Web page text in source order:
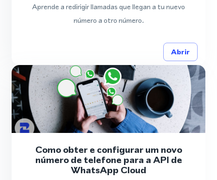
Aprende a redirigir llamadas que llegan a tu nuevo
número a otro número.
Abrir
Como obter e configurar um novo
número de telefone para a API de
WhatsApp Cloud